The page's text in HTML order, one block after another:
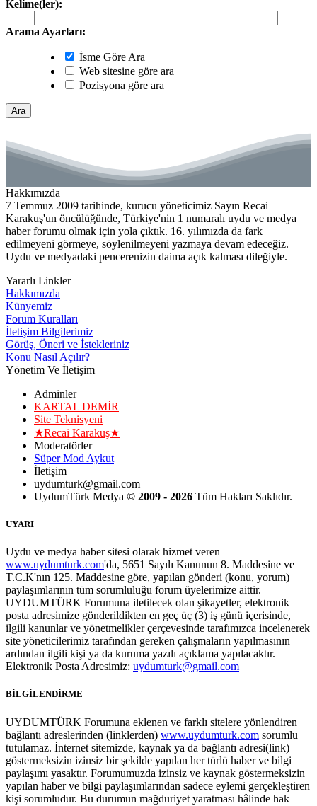
Kelime(ler):
Arama Ayarları:
İsme Göre Ara
Web sitesine göre ara
Pozisyona göre ara
Hakkımızda
7 Temmuz 2009 tarihinde, kurucu yöneticimiz Sayın Recai
Karakuş'un öncülüğünde, Türkiye'nin 1 numaralı uydu ve medya
haber forumu olmak için yola çıktık. 16. yılımızda da fark
edilmeyeni görmeye, söylenilmeyeni yazmaya devam edeceğiz.
Uydu ve medyadaki pencerenizin daima açık kalması dileğiyle.
Yararlı Linkler
Hakkımızda
Künyemiz
Forum Kuralları
İletişim Bilgilerimiz
Görüş, Öneri ve İstekleriniz
Konu Nasıl Açılır?
Yönetim Ve İletişim
Adminler
KARTAL DEMİR
Site Teknisyeni
★Recai Karakuş★
Moderatörler
Süper Mod Aykut
İletişim
uydumturk@gmail.com
UydumTürk Medya © 2009 - 2026 Tüm Hakları Saklıdır.
UYARI
Uydu ve medya haber sitesi olarak hizmet veren
www.uydumturk.com'da, 5651 Sayılı Kanunun 8. Maddesine ve
T.C.K'nın 125. Maddesine göre, yapılan gönderi (konu, yorum)
paylaşımlarının tüm sorumluluğu forum üyelerimize aittir.
UYDUMTÜRK Forumuna iletilecek olan şikayetler, elektronik
posta adresimize gönderildikten en geç üç (3) iş günü içerisinde,
ilgili kanunlar ve yönetmelikler çerçevesinde tarafımızca incelenerek
site yöneticilerimiz tarafından gereken çalışmaların yapılmasının
ardından ilgili kişi ya da kuruma yazılı açıklama yapılacaktır.
Elektronik Posta Adresimiz: uydumturk@gmail.com
BİLGİLENDİRME
UYDUMTÜRK Forumuna eklenen ve farklı sitelere yönlendiren
bağlantı adreslerinden (linklerden) www.uydumturk.com sorumlu
tutulamaz. İnternet sitemizde, kaynak ya da bağlantı adresi(link)
göstermeksizin izinsiz bir şekilde yapılan her türlü haber ve bilgi
paylaşımı yasaktır. Forumumuzda izinsiz ve kaynak göstermeksizin
yapılan haber ve bilgi paylaşımlarından sadece eylemi gerçekleştiren
kişi sorumludur. Bu durumun mağduriyet yaratması hâlinde hak